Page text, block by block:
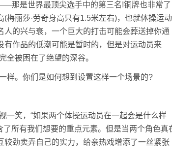
那是世界最顶尖选手中的第三名!铜牌也非常了
梅丽莎·劳奇身高只有1.5米左右)，也就体操运动
的兴与衰，一个巨大的打击可能会葬送掉你通
作品的低潮可能是暂时的，但是对运动员来
全被困在了绝望的深谷。
样。你们是如何想到设置这样一个场景的?
一笑，“如果两个体操运动员在一起会是什么样
所有我们想要的重点元素。但是当两个角色真
劲卖弄自己的实力，给亲热戏增添了一丝紧张